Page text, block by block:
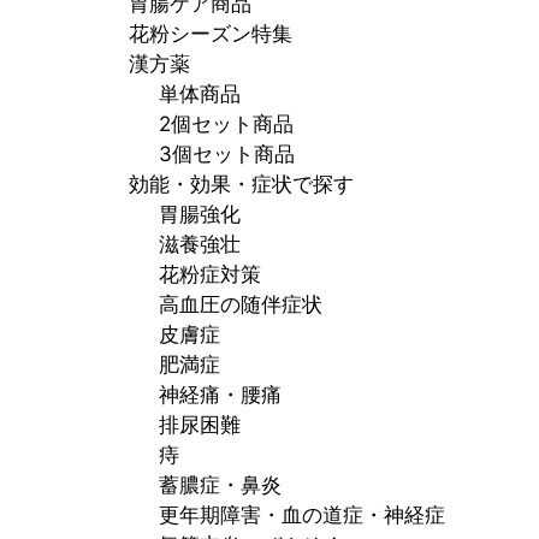
花粉シーズン特集
漢方薬
単体商品
2個セット商品
3個セット商品
効能・効果・症状で探す
胃腸強化
滋養強壮
花粉症対策
高血圧の随伴症状
皮膚症
肥満症
神経痛・腰痛
排尿困難
痔
蓄膿症・鼻炎
更年期障害・血の道症・神経症